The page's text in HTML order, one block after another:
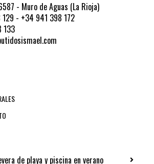
- Muro de Aguas (La Rioja)
- +34 941 398 172
133
de playa y piscina en verano